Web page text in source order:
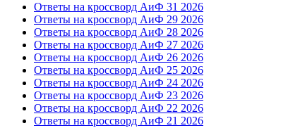
Ответы на кроссворд АиФ 31 2026
Ответы на кроссворд АиФ 29 2026
Ответы на кроссворд АиФ 28 2026
Ответы на кроссворд АиФ 27 2026
Ответы на кроссворд АиФ 26 2026
Ответы на кроссворд АиФ 25 2026
Ответы на кроссворд АиФ 24 2026
Ответы на кроссворд АиФ 23 2026
Ответы на кроссворд АиФ 22 2026
Ответы на кроссворд АиФ 21 2026